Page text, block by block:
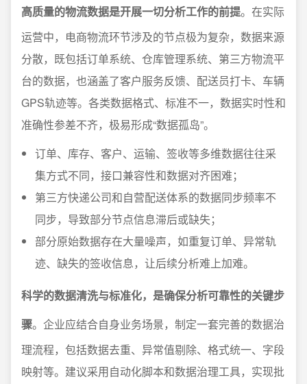
高质量的物流数据是开展一切分析工作的前提。在实际
运营中，电商物流环节涉及的节点极为复杂，数据来源
分散，既包括订单系统、仓库管理系统、第三方物流平
台的数据，也涵盖了客户服务反馈、配送员打卡、车辆
GPS轨迹等。各类数据格式、标准不一，数据实时性和
准确性参差不齐，极易形成“数据孤岛”。
订单、库存、客户、运输、签收等多维数据往往采
集方式不同，接口兼容性和数据对齐困难；
第三方快递公司和自营配送体系的数据同步频率不
同步，导致部分节点信息滞后或缺失；
部分原始数据存在大量噪声，如重复订单、异常轨
迹、缺失的签收信息，让后续分析难上加难。
科学的数据清洗与标准化，是确保分析可靠性的关键步
骤。企业应结合自身业务场景，制定一套完善的数据治
理流程，包括数据去重、异常值剔除、格式统一、字段
映射等。建议采用自动化脚本和数据治理工具，实现批